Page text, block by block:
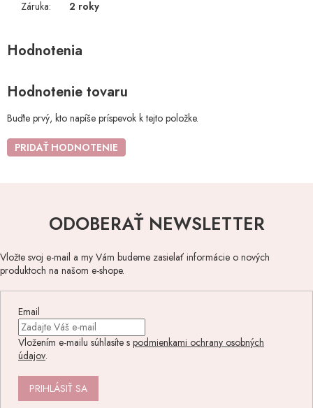
Záruka: 2 roky
Hodnotenie tovaru
Buďte prvý, kto napíše príspevok k tejto položke.
PRIDAŤ HODNOTENIE
ODOBERAŤ NEWSLETTER
Vložte svoj e-mail a my Vám budeme zasielať informácie o nových
produktoch na našom e-shope.
Email
Vložením e-mailu súhlasíte s podmienkami ochrany osobných
údajov.
PRIHLÁSIŤ SA